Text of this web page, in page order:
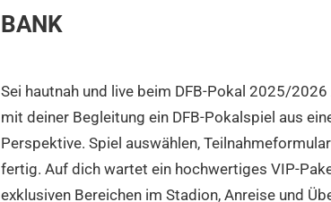
BANK
Sei hautnah und live beim DFB-Pokal 2025/
mit deiner Begleitung ein DFB-Pokalspiel aus
Perspektive. Spiel auswählen,
fertig. Auf dich wartet ein hochwertiges VIP-
exklusiven Bereichen im Stadion, Anreise und